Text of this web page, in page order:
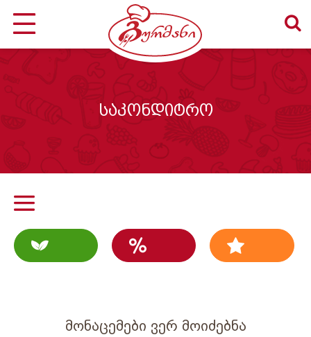
საკონდიტრო
მონაცემები ვერ მოიძებნა